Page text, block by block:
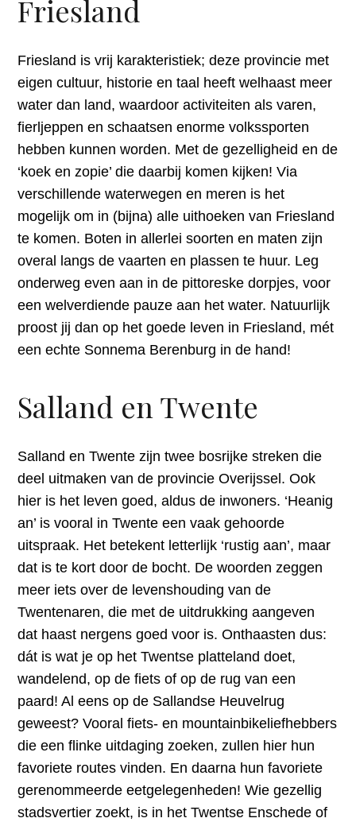
Friesland
Friesland is vrij karakteristiek; deze provincie met
eigen cultuur, historie en taal heeft welhaast meer
water dan land, waardoor activiteiten als varen,
fierljeppen en schaatsen enorme volkssporten
hebben kunnen worden. Met de gezelligheid en de
‘koek en zopie’ die daarbij komen kijken! Via
verschillende waterwegen en meren is het
mogelijk om in (bijna) alle uithoeken van Friesland
te komen. Boten in allerlei soorten en maten zijn
overal langs de vaarten en plassen te huur. Leg
onderweg even aan in de pittoreske dorpjes, voor
een welverdiende pauze aan het water. Natuurlijk
proost jij dan op het goede leven in Friesland, mét
een echte Sonnema Berenburg in de hand!
Salland en Twente
Salland en Twente zijn twee bosrijke streken die
deel uitmaken van de provincie Overijssel. Ook
hier is het leven goed, aldus de inwoners. ‘Heanig
an’ is vooral in Twente een vaak gehoorde
uitspraak. Het betekent letterlijk ‘rustig aan’, maar
dat is te kort door de bocht. De woorden zeggen
meer iets over de levenshouding van de
Twentenaren, die met de uitdrukking aangeven
dat haast nergens goed voor is. Onthaasten dus:
dát is wat je op het Twentse platteland doet,
wandelend, op de fiets of op de rug van een
paard! Al eens op de Sallandse Heuvelrug
geweest? Vooral fiets- en mountainbikeliefhebbers
die een flinke uitdaging zoeken, zullen hier hun
favoriete routes vinden. En daarna hun favoriete
gerenommeerde eetgelegenheden! Wie gezellig
stadsvertier zoekt, is in het Twentse Enschede of